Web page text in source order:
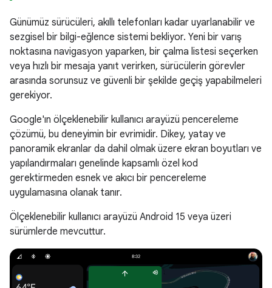
Günümüz sürücüleri, akıllı telefonları kadar uyarlanabilir ve
sezgisel bir bilgi-eğlence sistemi bekliyor. Yeni bir varış
noktasına navigasyon yaparken, bir çalma listesi seçerken
veya hızlı bir mesaja yanıt verirken, sürücülerin görevler
arasında sorunsuz ve güvenli bir şekilde geçiş yapabilmeleri
gerekiyor.
Google'ın ölçeklenebilir kullanıcı arayüzü pencereleme
çözümü, bu deneyimin bir evrimidir. Dikey, yatay ve
panoramik ekranlar da dahil olmak üzere ekran boyutları ve
yapılandırmaları genelinde kapsamlı özel kod
gerektirmeden esnek ve akıcı bir pencereleme
uygulamasına olanak tanır.
Ölçeklenebilir kullanıcı arayüzü Android 15 veya üzeri
sürümlerde mevcuttur.